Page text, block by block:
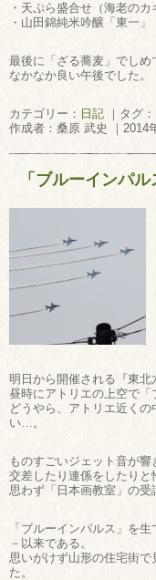
・天ぷら盛合せ（海老のカ
・山田錦純米吟醸「東一」
最後に「ざる蕎麦」でし
なかなか良い午後でした。
カテゴリー： 日記 ｜タグ：
作成者：桑原 武史 ｜2014
「ブルーインパ
明日から開催される『東
昼時にアトリエの上空で「
どうやら、アトリエ近く
い…。
ものすごいジェット音が響
交差したり連係をしたりと
思わず「日本画教室」の
「ブルーインパルス」を
－以来である。
思いがけず山形の住宅街
た。